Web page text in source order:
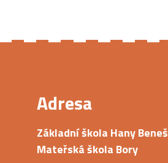
Adresa
Základní škola Hany
Mateřská škola Bory